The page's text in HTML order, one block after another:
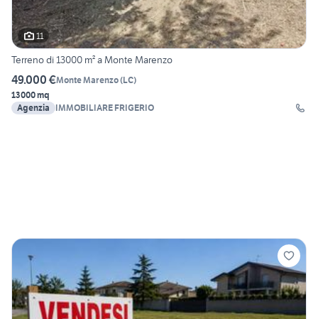
11
Terreno di 13000 m² a Monte Marenzo
49.000 €Monte Marenzo(LC)
13000 mq
Agenzia
IMMOBILIARE FRIGERIO